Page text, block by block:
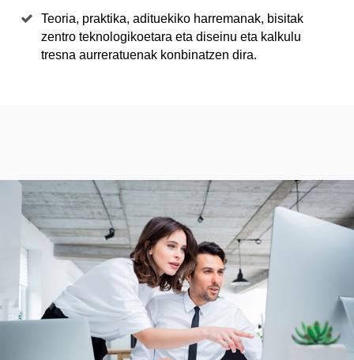
Teoria, praktika, adituekiko harremanak, bisitak
zentro teknologikoetara eta diseinu eta kalkulu
tresna aurreratuenak konbinatzen dira.